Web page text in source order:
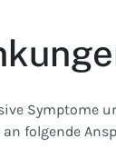
Symptome
folgende